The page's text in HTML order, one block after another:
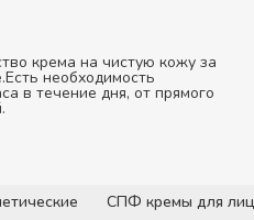
крема на чистую кожу за
необходимость
в течение дня, от прямого
СПФ кремы для